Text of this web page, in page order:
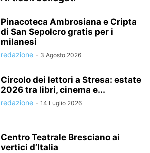
Pinacoteca Ambrosiana e Cripta
di San Sepolcro gratis per i
milanesi
redazione - 3 Agosto 2026
Circolo dei lettori a Stresa: estate
2026 tra libri, cinema e...
redazione - 14 Luglio 2026
Centro Teatrale Bresciano ai
vertici d’Italia